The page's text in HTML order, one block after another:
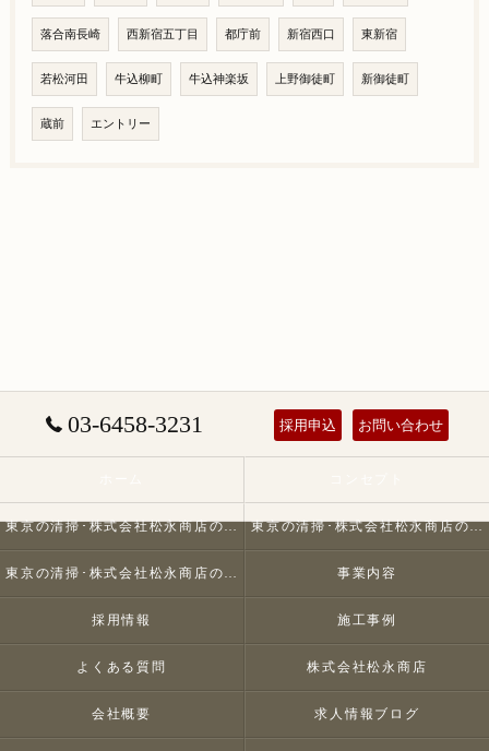
落合南長崎 西新宿五丁目 都庁前 新宿西口 東新宿
若松河田 牛込柳町 牛込神楽坂 上野御徒町 新御徒町
蔵前 エントリー
03-6458-3231 採用申込 お問い合わせ
東京の清掃･株式会社松永商店の口コミ情報 東京の清掃･株式会社松永商店の評判
東京の清掃･株式会社松永商店のお客様の声 事業内容
採用情報 施工事例
よくある質問 株式会社松永商店
会社概要 求人情報ブログ